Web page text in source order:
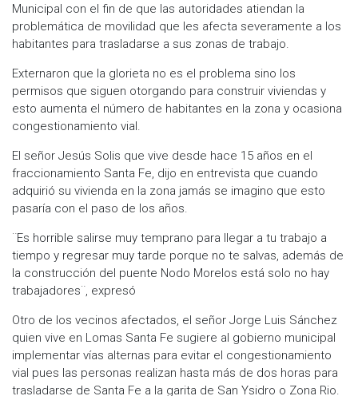
Municipal con el fin de que las autoridades atiendan la
problemática de movilidad que les afecta severamente a los
habitantes para trasladarse a sus zonas de trabajo.
Externaron que la glorieta no es el problema sino los
permisos que siguen otorgando para construir viviendas y
esto aumenta el número de habitantes en la zona y ocasiona
congestionamiento vial.
El señor Jesús Solis que vive desde hace 15 años en el
fraccionamiento Santa Fe, dijo en entrevista que cuando
adquirió su vivienda en la zona jamás se imagino que esto
pasaría con el paso de los años.
¨Es horrible salirse muy temprano para llegar a tu trabajo a
tiempo y regresar muy tarde porque no te salvas, además de
la construcción del puente Nodo Morelos está solo no hay
trabajadores¨, expresó
Otro de los vecinos afectados, el señor Jorge Luis Sánchez
quien vive en Lomas Santa Fe sugiere al gobierno municipal
implementar vías alternas para evitar el congestionamiento
vial pues las personas realizan hasta más de dos horas para
trasladarse de Santa Fe a la garita de San Ysidro o Zona Rio.